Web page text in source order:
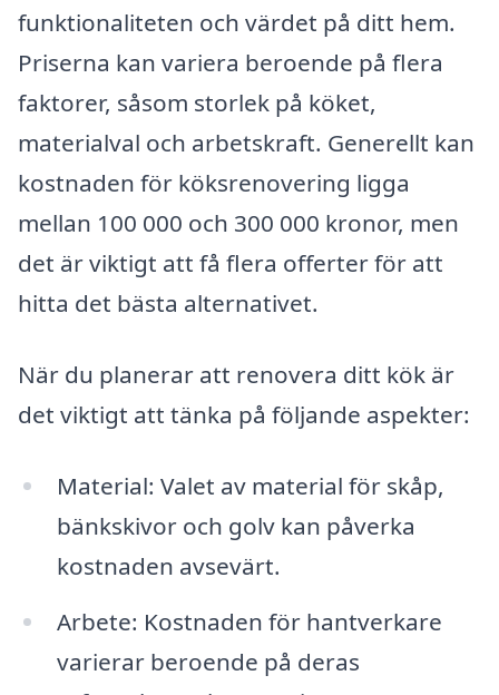
funktionaliteten och värdet på ditt hem.
Priserna kan variera beroende på flera
faktorer, såsom storlek på köket,
materialval och arbetskraft. Generellt kan
kostnaden för köksrenovering ligga
mellan 100 000 och 300 000 kronor, men
det är viktigt att få flera offerter för att
hitta det bästa alternativet.
När du planerar att renovera ditt kök är
det viktigt att tänka på följande aspekter:
Material: Valet av material för skåp,
bänkskivor och golv kan påverka
kostnaden avsevärt.
Arbete: Kostnaden för hantverkare
varierar beroende på deras